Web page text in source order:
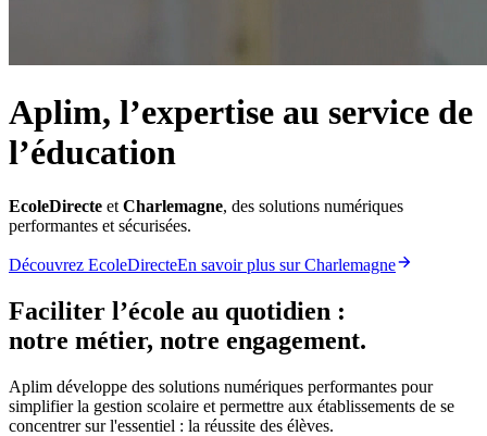
Aplim, l’expertise au service de
l’éducation
EcoleDirecte et Charlemagne, des solutions numériques
performantes et sécurisées.
Découvrez EcoleDirecteEn savoir plus sur Charlemagne
Faciliter l’école au quotidien :
notre métier, notre engagement.
Aplim développe des solutions numériques performantes pour
simplifier la gestion scolaire et permettre aux établissements de se
concentrer sur l'essentiel : la réussite des élèves.